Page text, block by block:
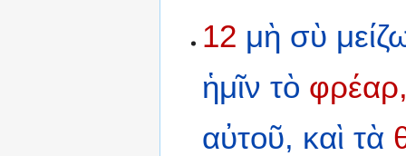
12 μὴ σὺ
ἡμῖν τὸ
αὐτοῦ, καὶ τὰ